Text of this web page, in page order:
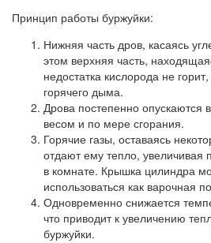
Принцип работы буржуйки:
Нижняя часть дров, касаясь
этом верхняя часть,
недостатка кислорода не
горячего дыма.
Дрова постепенно опускаются
весом и по мере сгорания.
Горячие газы, оставаясь
отдают ему тепло, увеличивая
в комнате. Крышка цилиндра
использоваться как варочная
Одновременно снижается
что приводит к увеличению
буржуйки.